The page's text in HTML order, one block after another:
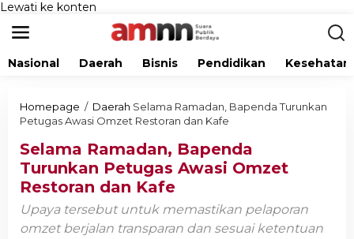
Lewati ke konten
Nasional Daerah Bisnis Pendidikan Kesehatan
Homepage / Daerah Selama Ramadan, Bapenda Turunkan
Petugas Awasi Omzet Restoran dan Kafe
Selama Ramadan, Bapenda
Turunkan Petugas Awasi Omzet
Restoran dan Kafe
Upaya tersebut untuk memastikan pelaporan
omzet berjalan transparan dan sesuai ketentuan